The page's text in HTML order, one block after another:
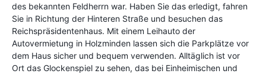
des bekannten Feldherrn war. Haben Sie das erledigt, fahren
Sie in Richtung der Hinteren Straße und besuchen das
Reichspräsidentenhaus. Mit einem Leihauto der
Autovermietung in Holzminden lassen sich die Parkplätze vor
dem Haus sicher und bequem verwenden. Alltäglich ist vor
Ort das Glockenspiel zu sehen, das bei Einheimischen und